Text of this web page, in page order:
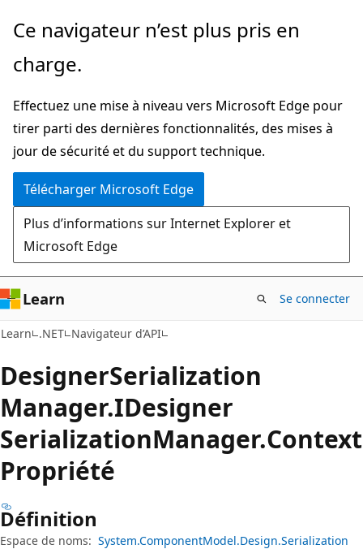
Passer
directement
au
principal
Passer
la
dans
la
page
Ce navigateur n’est plus pris en
charge.
Effectuez une mise à niveau vers Microsoft Edge pour
tirer parti des dernières fonctionnalités, des mises à
jour de sécurité et du support technique.
Télécharger Microsoft Edge
Plus d’informations sur Internet Explorer et
Microsoft Edge
Learn Se connecter
Learn .NET Navigateur d’API
DesignerSerialization
Manager.IDesigner
SerializationManager.Context
Propriété
Définition
Espace de noms: System.ComponentModel.Design.Serialization